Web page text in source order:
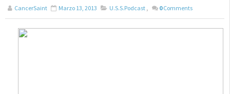
CancerSaint Marzo 13, 2013 U.S.S.Podcast , 0 Comments